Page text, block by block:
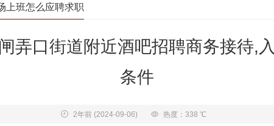
上班怎么应聘求职
弄口街道附近酒吧招聘商务接待,
条件
2年前(2024-09-06) 热度：338 ℃